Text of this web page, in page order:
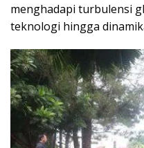
menghadapi turbulensi
teknologi hingga